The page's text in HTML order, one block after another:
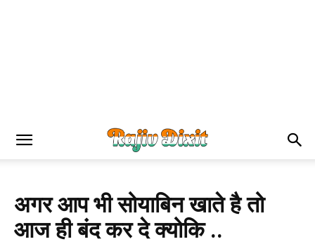
अगर आप भी सोयाबिन खाते है तो
आज ही बंद कर दे क्योकि ..